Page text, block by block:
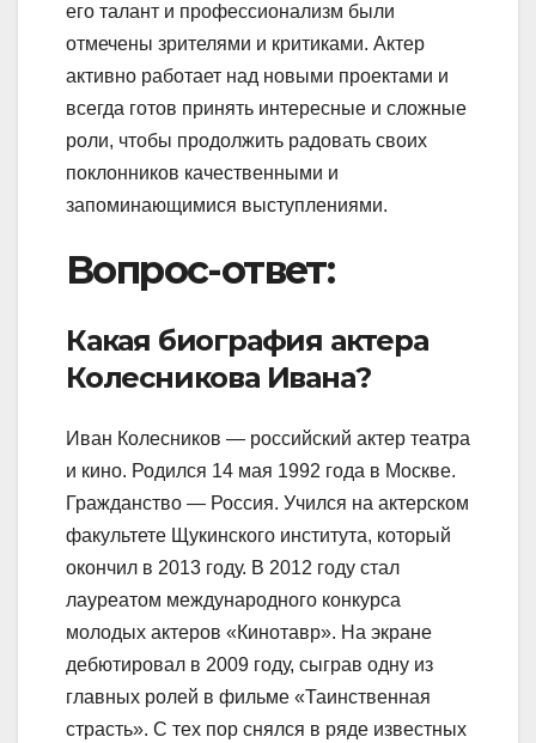
его талант и профессионализм были
отмечены зрителями и критиками. Актер
активно работает над новыми проектами и
всегда готов принять интересные и сложные
роли, чтобы продолжить радовать своих
поклонников качественными и
запоминающимися выступлениями.
Вопрос-ответ:
Какая биография актера
Колесникова Ивана?
Иван Колесников — российский актер театра
и кино. Родился 14 мая 1992 года в Москве.
Гражданство — Россия. Учился на актерском
факультете Щукинского института, который
окончил в 2013 году. В 2012 году стал
лауреатом международного конкурса
молодых актеров «Кинотавр». На экране
дебютировал в 2009 году, сыграв одну из
главных ролей в фильме «Таинственная
страсть». С тех пор снялся в ряде известных